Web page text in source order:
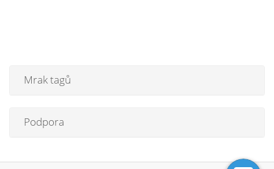
Mrak tagů
Podpora